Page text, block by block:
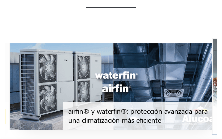
airfin® y waterfin®: protección avanzada para
una climatización más eficiente